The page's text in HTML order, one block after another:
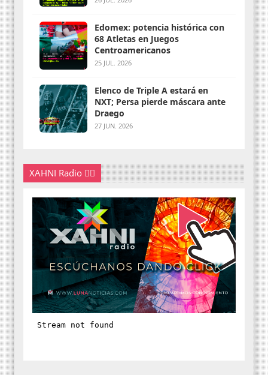
Edomex: potencia histórica con
68 Atletas en Juegos
Centroamericanos
25 JUL. 2026
Elenco de Triple A estará en
NXT; Persa pierde máscara ante
Draego
27 JUN. 2026
XAHNI Radio 👇🏽